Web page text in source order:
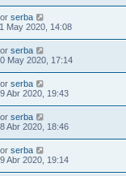
serba
May 2020, 14:08
serba
May 2020, 17:14
serba
Abr 2020, 19:43
serba
Abr 2020, 18:46
serba
Abr 2020, 19:14